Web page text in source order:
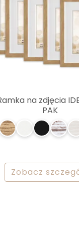
na zdjęcia
PAK
Zobacz